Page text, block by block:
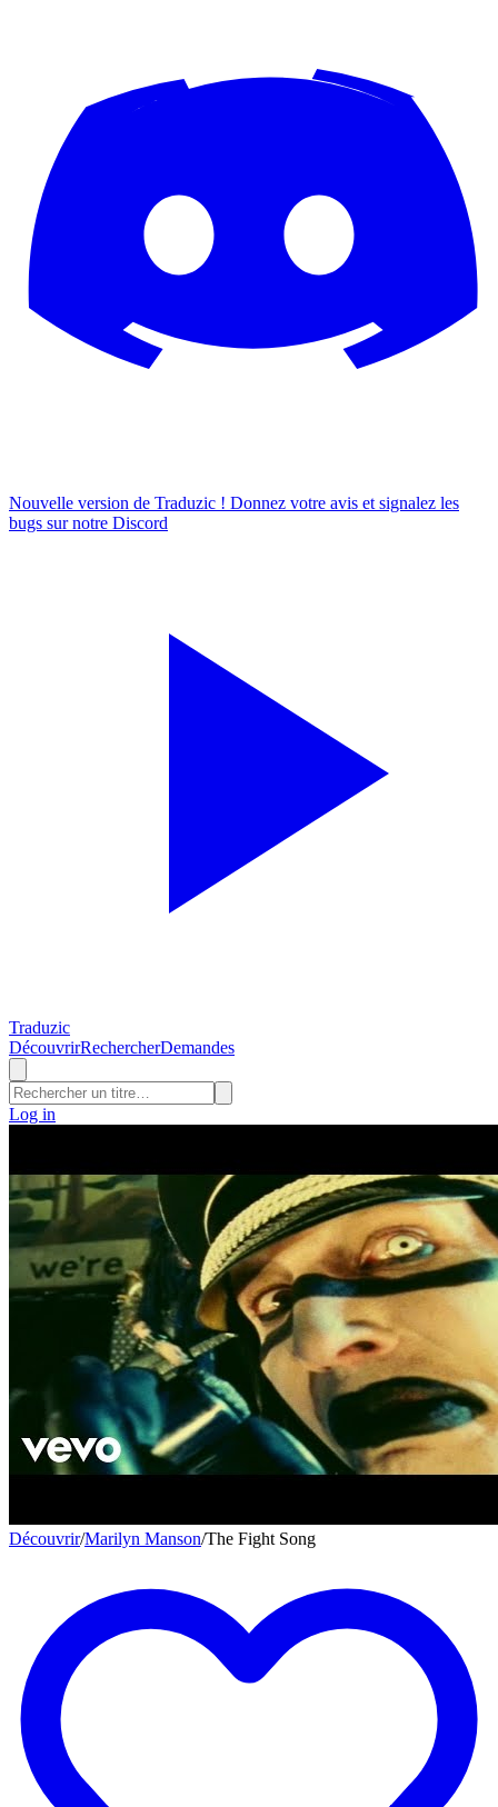
Nouvelle version de Traduzic ! Donnez votre avis et signalez les
bugs sur notre Discord
Traduzic
DécouvrirRechercherDemandes
Log in
Découvrir/Marilyn Manson/The Fight Song